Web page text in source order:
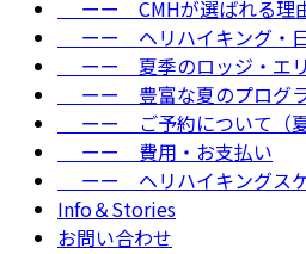
ーー CMHが選ばれる理
ーー ヘリハイキング・
ーー 夏季のロッジ・エ
ーー 豊富な夏のプログ
ーー ご予約について（夏
ーー 費用・お支払い
ーー ヘリハイキングス
Info＆Stories
お問い合わせ